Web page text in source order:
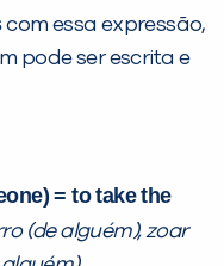
com essa expressão,
pode ser escrita e
= to take the
(de alguém), zoar